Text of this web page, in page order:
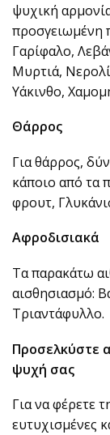
ψυχική
προσγειωμένη
Γαρίφαλο,
Μυρτιά,
Υάκινθο,
Θάρρος
Για θάρρος,
κάποιο από τα
φρουτ,
Αφροδισιακά
Τα παρακάτω
αισθησιασμό:
Τριαντάφυλλο.
Προσελκύστε
ψυχή σας
Για να φέρετε
ευτυχισμένες